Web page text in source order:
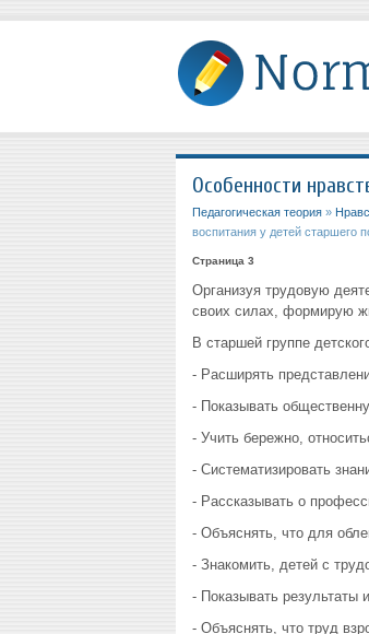
Особенности
Педагогическая теория»
воспитания у детей старшего
Страница 3
Организуя трудовую
своих силах, формирую
В старшей группе
- Расширять
- Показывать
- Учить бережно,
- Систематизировать
- Рассказывать о
- Объяснять, что для
- Знакомить, детей с
- Показывать результаты
- Объяснять, что труд